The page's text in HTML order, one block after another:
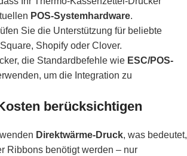
POS-Systemhardware.
Sie die Unterstützung für beliebte
Shopify oder Clover.
die Standardbefehle wie ESC/POS-
um die Integration zu
berücksichtigen
Direktwärme-Druck, was bedeutet,
Ribbons benötigt werden – nur